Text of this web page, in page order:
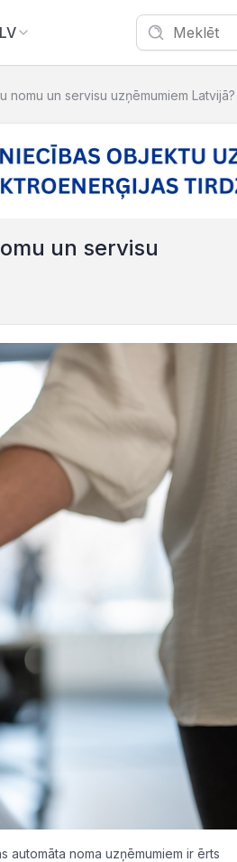
LV
nomu un servisu uzņēmumiem Latvijā?
un servisu
automāta noma uzņēmumiem ir ērts